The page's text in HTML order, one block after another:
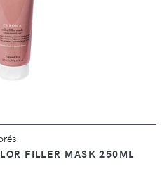
DÉTAILS
FILLER MASK 250ML